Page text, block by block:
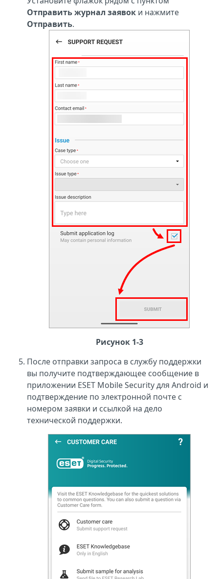
Отправить журнал заявок и нажмите
Отправить.
Рисунок 1-3
После отправки запроса в службу поддержки
вы получите подтверждающее сообщение в
приложении ESET Mobile Security для Android и
подтверждение по электронной почте с
номером заявки и ссылкой на дело
технической поддержки.